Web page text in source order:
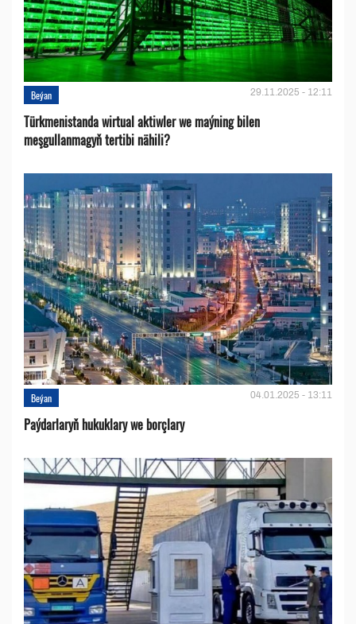
Beýan 29.11.2025 - 12:11
Türkmenistanda wirtual aktiwler we maýning bilen
meşgullanmagyň tertibi nähili?
Beýan 04.01.2025 - 13:11
Paýdarlaryň hukuklary we bоrçlary